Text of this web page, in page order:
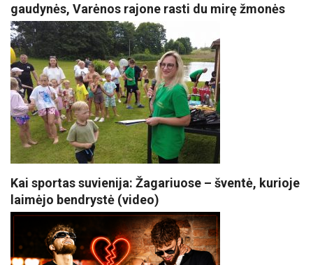
gaudynės, Varėnos rajone rasti du mirę žmonės
Kai sportas suvienija: Žagariuose – šventė, kurioje
laimėjo bendrystė (video)